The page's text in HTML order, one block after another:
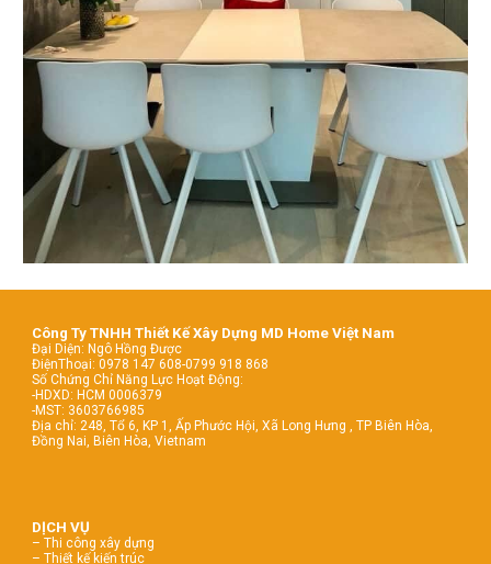
Công Ty TNHH Thiết Kế Xây Dựng MD Home Việt Nam
Đại Diện: Ngô Hồng Được
ĐiệnThoại: 0978 147 608-0799 918 868
Số Chứng Chỉ Năng Lực Hoạt Động:
-HDXD: HCM 0006379
-MST: 3603766985
Địa chỉ: 248, Tổ 6, KP 1, Ấp Phước Hội, Xã Long Hưng , TP Biên Hòa,
Đồng Nai, Biên Hòa, Vietnam
DỊCH VỤ
– Thi công xây dựng
– Thiết kế kiến trúc